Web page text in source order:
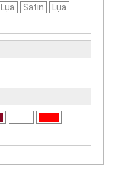
Lụa Satin
Lụa